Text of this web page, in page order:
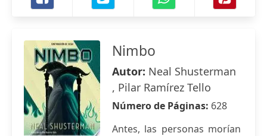
Nimbo
Autor: Neal Shusterman
, Pilar Ramírez Tello
Número de Páginas: 628
Antes, las personas morían